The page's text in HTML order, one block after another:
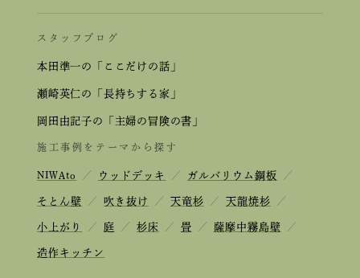
スタッフブログ
本田準一の「ここだけの話」
瀬崎英仁の「長持ちする家」
岡田由記子の「主婦の冒険の書」
施工事例をテーマから探す
NIWAto ／ ウッドデッキ ／ ガルバリウム鋼板 ／
そとん壁 ／ 吹き抜け ／ 天竜杉 ／ 天龍焼杉 ／
小上がり ／ 庭 ／ 杉床 ／ 畳 ／ 薩摩中霧島壁 ／
造作キッチン